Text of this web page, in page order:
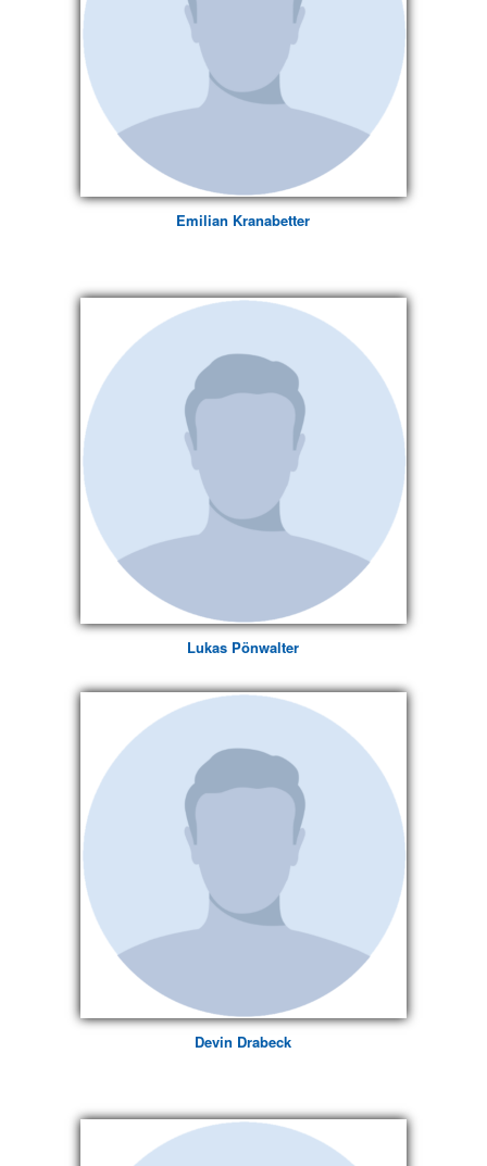
Emilian Kranabetter
Lukas Pönwalter
Devin Drabeck